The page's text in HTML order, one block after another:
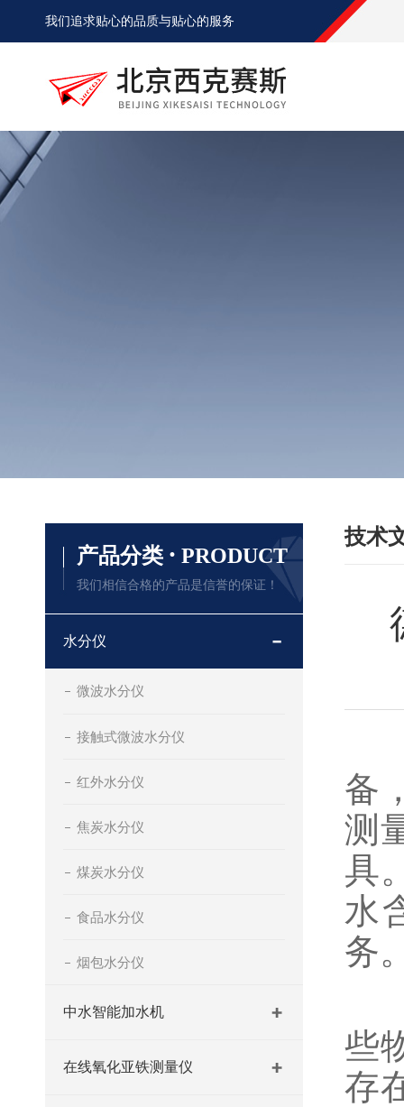
我们追求贴心的品质与贴心的服务
产品分类 · PRODUCT
我们相信合格的产品是信誉的保证！
水分仪
微波水分仪
接触式微波水分仪
红外水分仪
焦炭水分仪
煤炭水分仪
食品水分仪
烟包水分仪
中水智能加水机
在线氧化亚铁测量仪
技术
备
测
具
水
务
些
存